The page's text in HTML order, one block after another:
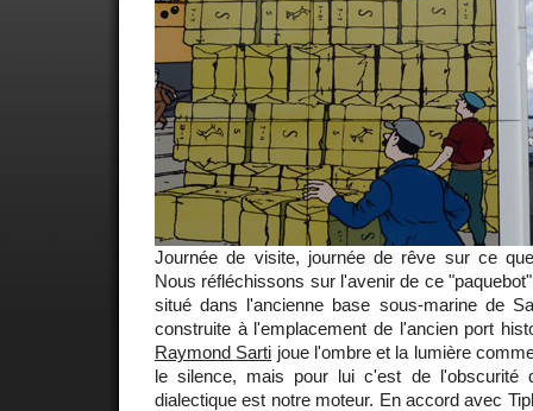
Journée de visite, journée de rêve sur ce
Nous réfléchissons sur l'avenir de ce
situé dans l'ancienne base sous-marine de
construite à l'emplacement de l'ancien port
Raymond Sarti joue l'ombre et la lumière
le silence, mais pour lui c'est de l'obscurité
dialectique est notre moteur. En accord avec